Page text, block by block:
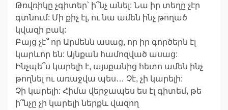
Թռվռիկը չգիտեր՝ ի՞նչ անել: Նա իր տեղը չէր
գտնում: Մի քիչ էլ, ու նա ամեն ինչ թողած
կվազի բակ:
Բայց չէ՞ որ Արմենն ասաց, որ իր գործերն էլ
կարևոր են: Այնքան համոզված ասաց:
Ինչպե՞ս կարելի է, այսքանից հետո ամեն ինչ
թողնել ու առաջվա պես… Չէ, չի կարելի:
Չի կարելի: Հիմա վերջապես ես էլ գիտեմ, թե
ի՞նչը չի կարելի ներքև վազող